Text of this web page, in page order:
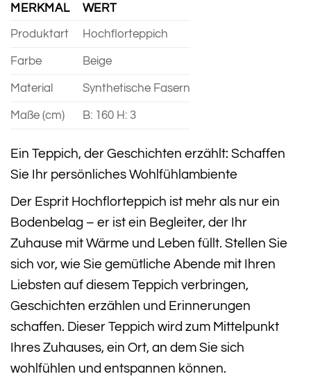
MERKMAL WERT
Produktart Hochflorteppich
Farbe Beige
Material Synthetische Fasern
Maße (cm) B: 160 H: 3
Ein Teppich, der Geschichten erzählt: Schaffen
Sie Ihr persönliches Wohlfühlambiente
Der Esprit Hochflorteppich ist mehr als nur ein
Bodenbelag – er ist ein Begleiter, der Ihr
Zuhause mit Wärme und Leben füllt. Stellen Sie
sich vor, wie Sie gemütliche Abende mit Ihren
Liebsten auf diesem Teppich verbringen,
Geschichten erzählen und Erinnerungen
schaffen. Dieser Teppich wird zum Mittelpunkt
Ihres Zuhauses, ein Ort, an dem Sie sich
wohlfühlen und entspannen können.